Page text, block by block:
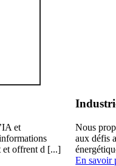
et
et offrent d [...]
Nous
aux défis
En savoir